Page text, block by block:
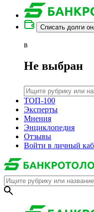
Списать долги
в
Не выбран
ТОП-100
Эксперты
Мнения
Энциклопедия
Отзывы
Войти в личный